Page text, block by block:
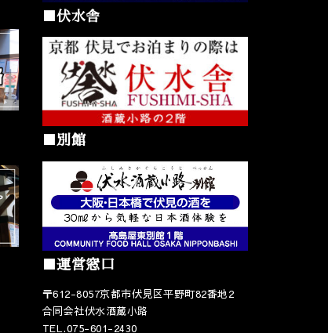
■伏水舎
■別館
■運営窓口
〒612-8057京都市伏見区平野町82番地2
合同会社伏水酒蔵小路
TEL.075-601-2430